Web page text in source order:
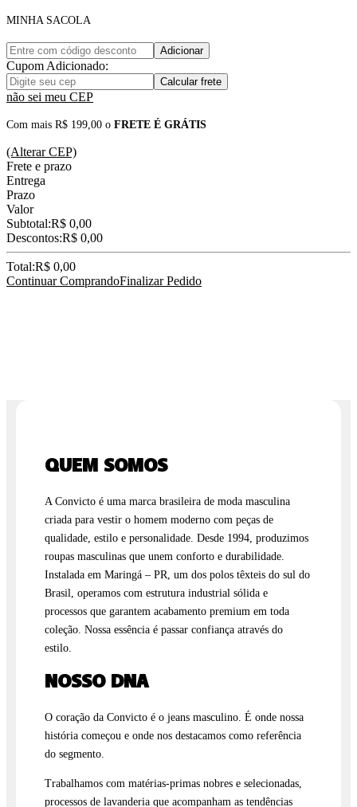
MINHA SACOLA
Adicionar
Cupom Adicionado:
Calcular frete
não sei meu CEP
Com mais R$ 199,00 o FRETE É GRÁTIS
(Alterar CEP)
Frete e prazo
Entrega
Prazo
Valor
Subtotal:R$ 0,00
Descontos:R$ 0,00
Total:R$ 0,00
Continuar ComprandoFinalizar Pedido
QUEM SOMOS
A Convicto é uma marca brasileira de moda masculina
criada para vestir o homem moderno com peças de
qualidade, estilo e personalidade. Desde 1994, produzimos
roupas masculinas que unem conforto e durabilidade.
Instalada em Maringá – PR, um dos polos têxteis do sul do
Brasil, operamos com estrutura industrial sólida e
processos que garantem acabamento premium em toda
coleção. Nossa essência é passar confiança através do
estilo.
NOSSO DNA
O coração da Convicto é o jeans masculino. É onde nossa
história começou e onde nos destacamos como referência
do segmento.
Trabalhamos com matérias-primas nobres e selecionadas,
processos de lavanderia que acompanham as tendências